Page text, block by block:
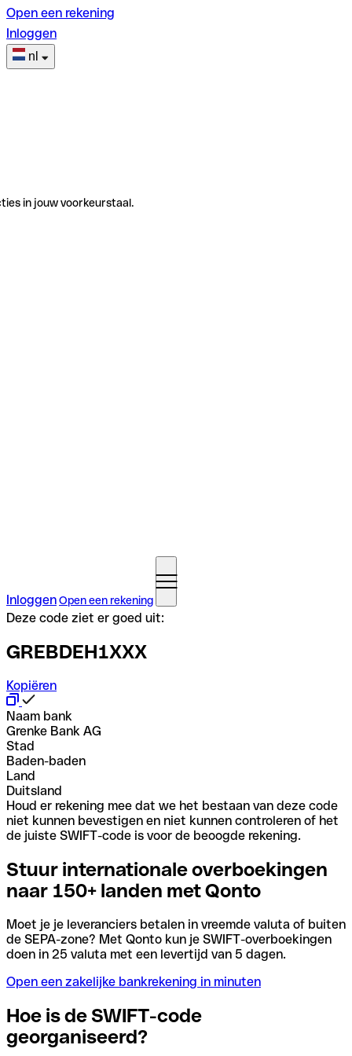
Open een rekening
Inloggen
nl
in jouw voorkeurstaal.
InloggenOpen een rekening
Deze code ziet er goed uit:
GREBDEH1XXX
Kopiëren
Naam bank
Grenke Bank AG
Stad
Baden-baden
Land
Duitsland
Houd er rekening mee dat we het bestaan van deze code
niet kunnen bevestigen en niet kunnen controleren of het
de juiste SWIFT-code is voor de beoogde rekening.
Stuur internationale overboekingen
naar 150+ landen met Qonto
Moet je je leveranciers betalen in vreemde valuta of buiten
de SEPA-zone? Met Qonto kun je SWIFT-overboekingen
doen in 25 valuta met een levertijd van 5 dagen.
Open een zakelijke bankrekening in minuten
Hoe is de SWIFT-code
georganiseerd?